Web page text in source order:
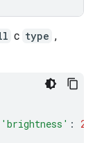
с type ,
'brightness' : 25